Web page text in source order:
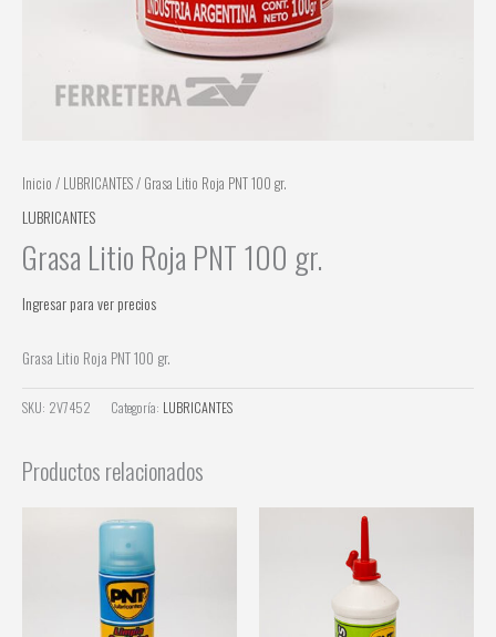
Inicio / LUBRICANTES/ Grasa Litio Roja PNT 100 gr.
LUBRICANTES
Grasa Litio Roja PNT 100 gr.
Ingresar para ver precios
Grasa Litio Roja PNT 100 gr.
SKU: 2V7452 Categoría: LUBRICANTES
Productos relacionados